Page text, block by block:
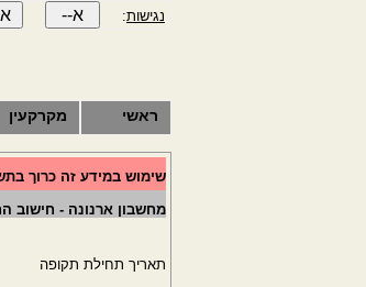
נגישות:
ראשי מקרקעין
שימוש במידע זה כרוך
מחשבון ארנונה - חישוב
תאריך תחילת תקופה